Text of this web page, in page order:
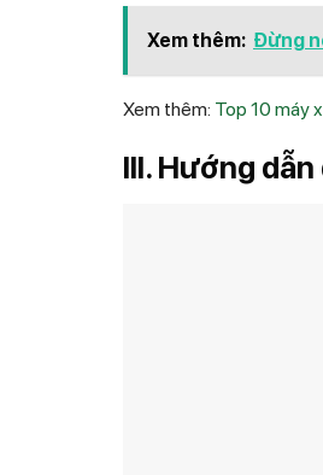
Xem thêm: Đừng
Xem thêm: Top 10 máy
III. Hướng